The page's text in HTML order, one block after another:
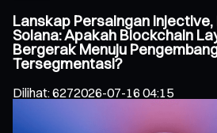
Lanskap Persaingan Injective,
Solana: Apakah Blockchain
Bergerak Menuju
Tersegmentasi?
Dilihat:6272026-07-16 04:15